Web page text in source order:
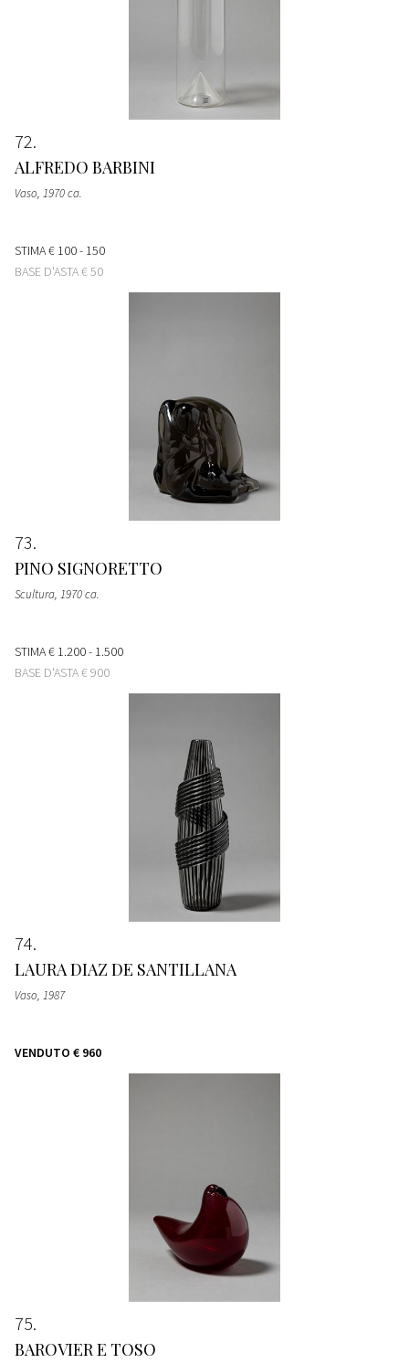
72
ALFREDO BARBINI
Vaso, 1970 ca.
STIMA€ 100 - 150
BASE D'ASTA€ 50
73
PINO SIGNORETTO
Scultura, 1970 ca.
STIMA€ 1.200 - 1.500
BASE D'ASTA€ 900
74
LAURA DIAZ DE SANTILLANA
Vaso, 1987
VENDUTO € 960
75
BAROVIER E TOSO